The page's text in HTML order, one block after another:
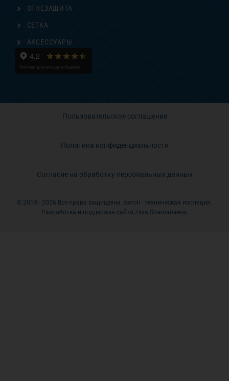
ОГНЕЗАЩИТА
СЕТКА
АКСЕССУАРЫ
Пользовательское соглашение
Политика конфиденциальности
Согласие на обработку персональных данных
© 2015 - 2026 Все права защищены. Isoroll - техническая изоляция.
Разработка и поддержка сайта Zilya Shamanaeva.